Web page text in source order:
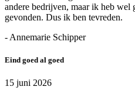
andere bedrijven, maar ik heb wel
gevonden. Dus ik ben tevreden.
- Annemarie Schipper
Eind goed al goed
15 juni 2026